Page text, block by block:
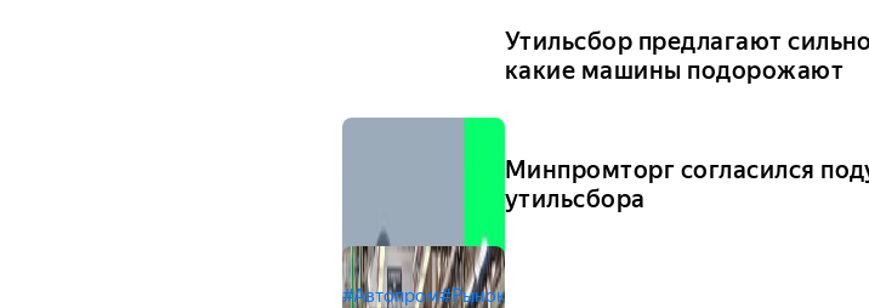
Утильсбор предлагают
какие машины подорожают
Минпромторг согласился
утильсбора
#Автопром#Рынок